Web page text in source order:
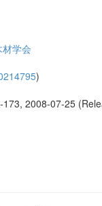
学会
)
2008-07-25